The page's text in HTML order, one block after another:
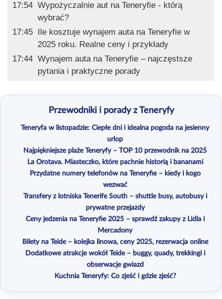
17:54 Wypożyczalnie aut na Teneryfie - którą
wybrać?
17:45
Ile kosztuje wynajem auta na Teneryfie w
2025 roku. Realne ceny i przykłady
17:44 Wynajem auta na Teneryfie – najczęstsze
pytania i praktyczne porady
Przewodniki i porady z Teneryfy
Teneryfa w listopadzie: Ciepłe dni i idealna pogoda na jesienny
urlop
Najpiękniejsze plaże Teneryfy – TOP 10 przewodnik na 2025
La Orotava. Miasteczko, które pachnie historią i bananami
Przydatne numery telefonów na Teneryfie – kiedy i kogo
wezwać
Transfery z lotniska Tenerife South – shuttle busy, autobusy i
prywatne przejazdy
Ceny jedzenia na Teneryfie 2025 – sprawdź zakupy z Lidla i
Mercadony
Bilety na Teide – kolejka linowa, ceny 2025, rezerwacja online
Dodatkowe atrakcje wokół Teide – buggy, quady, trekkingi i
obserwacje gwiazd
Kuchnia Teneryfy: Co zjeść i gdzie zjeść?